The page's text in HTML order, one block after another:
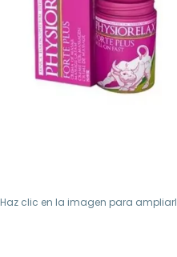
Haz clic en la imagen para